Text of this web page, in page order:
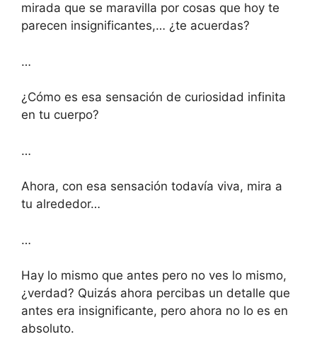
mirada que se maravilla por cosas que hoy te
parecen insignificantes,… ¿te acuerdas?
…
¿Cómo es esa sensación de curiosidad infinita
en tu cuerpo?
…
Ahora, con esa sensación todavía viva, mira a
tu alrededor…
…
Hay lo mismo que antes pero no ves lo mismo,
¿verdad? Quizás ahora percibas un detalle que
antes era insignificante, pero ahora no lo es en
absoluto.